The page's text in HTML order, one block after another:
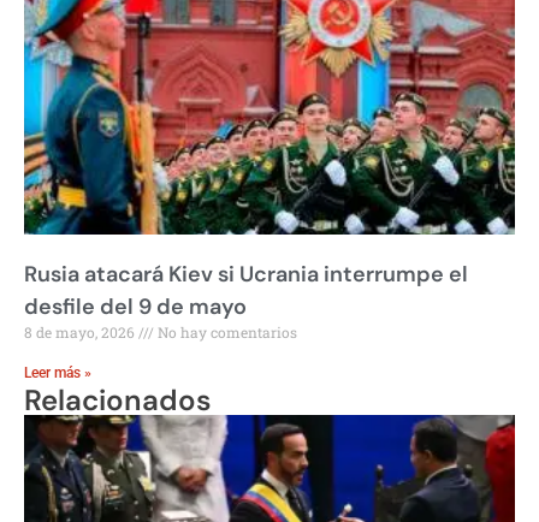
Rusia atacará Kiev si Ucrania interrumpe el
desfile del 9 de mayo
8 de mayo, 2026 No hay comentarios
Leer más »
Relacionados